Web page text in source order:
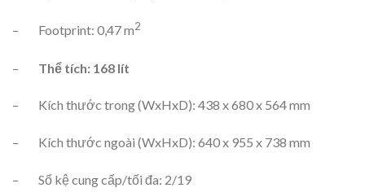
– Footprint: 0,47 m2
– Thể tích: 168 lít
– Kích thước trong (WxHxD): 438 x 680 x 564 mm
– Kích thước ngoài (WxHxD): 640 x 955 x 738 mm
– Số kệ cung cấp/tối đa: 2/19